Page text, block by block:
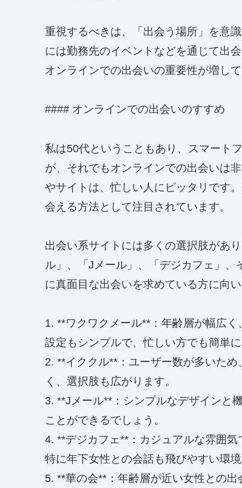
重視するべきは、「出会う場所」を意
には勤務先のイベントなどを通じて出
オンラインでの出会いの重要性が増し
#### オンラインでの出会いのすすめ
私は50代ということもあり、スマート
が、それでもオンラインでの出会いは
やサイトは、忙しい人にピッタリです
会える方法として注目されています。
出会い系サイトには多くの選択肢があ
ル」、「Jメール」、「デジカフェ」
に真面目な出会いを求めている方に向い
1. **ワクワクメール**：年齢層が幅広
設定もシンプルで、忙しい方でも簡単に
2. **イククル**：ユーザー数が多いた
く、選択肢も広がります。
3. **Jメール**：シンプルなデザインと
ことができるでしょう。
4. **デジカフェ**：カジュアルな雰囲気
特に年下女性との会話も飛びやすい環境
5. **華の会**：年齢層が近い女性との